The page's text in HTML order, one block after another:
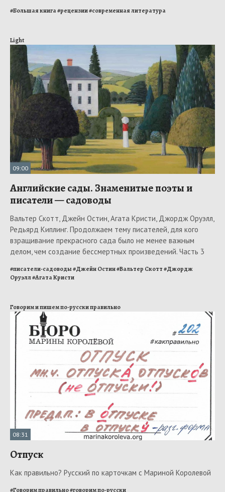
#Большая книга#рецензии#современная литература
Light
09:00
Английские сады. Знаменитые поэты и
писатели — садоводы
Вальтер Скотт, Джейн Остин, Агата Кристи, Джордж Оруэлл,
Редьярд Киплинг. Продолжаем тему писателей, для кого
взращивание прекрасного сада было не менее важным
делом, чем создание бессмертных произведений. Часть 3
#писатели-садоводы#Джейн Остин#Вальтер Скотт#Джордж
Оруэлл#Агата Кристи
Говорим и пишем по-русски правильно
08:31
Отпуск
Как правильно? Русский по карточкам с Мариной Королевой
#Говорим правильно#говорим по-русски